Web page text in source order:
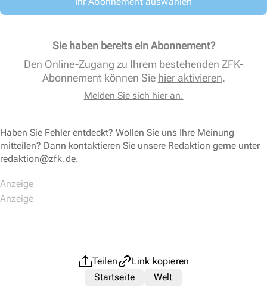
Sie haben bereits ein Abonnement?
Den Online-Zugang zu Ihrem bestehenden ZFK-
Abonnement können Sie hier aktivieren.
Melden Sie sich hier an.
Haben Sie Fehler entdeckt? Wollen Sie uns Ihre Meinung
mitteilen? Dann kontaktieren Sie unsere Redaktion gerne unter
redaktion@zfk.de.
Teilen
Link kopieren
Startseite
Welt